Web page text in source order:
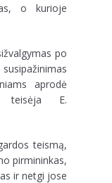
o kurioje
po
aprodė
teisėja E.
teismą,
pirmininkas,
ir netgi jose